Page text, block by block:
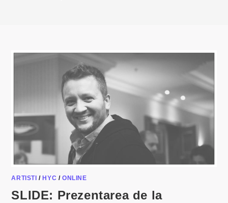
ARTISTI / HYC /ONLINE
SLIDE: Prezentarea de la